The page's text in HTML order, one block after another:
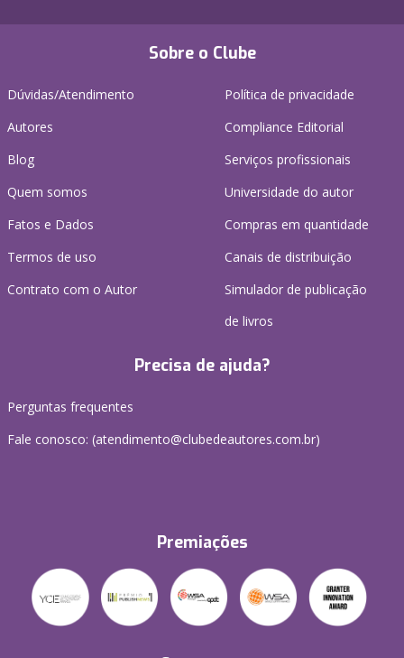
Sobre o Clube
Dúvidas/Atendimento
Autores
Blog
Quem somos
Fatos e Dados
Termos de uso
Contrato com o Autor
Política de privacidade
Compliance Editorial
Serviços profissionais
Universidade do autor
Compras em quantidade
Canais de distribuição
Simulador de publicação
de livros
Precisa de ajuda?
Perguntas frequentes
Fale conosco: (atendimento@clubedeautores.com.br)
Premiações